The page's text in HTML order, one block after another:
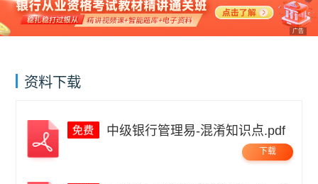
广告
资料下载
中级银行管理易-混淆知识点.pdf
下载